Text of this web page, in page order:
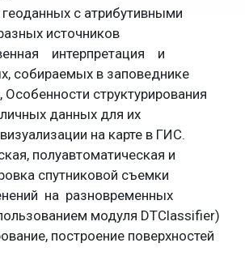
с атрибутивными
источников
интерпретация и
собираемых в заповеднике
структурирования
данных для их
на карте в ГИС.
полуавтоматическая и
спутниковой съемки
на разновременных
модуля DTClassifier)
построение поверхностей